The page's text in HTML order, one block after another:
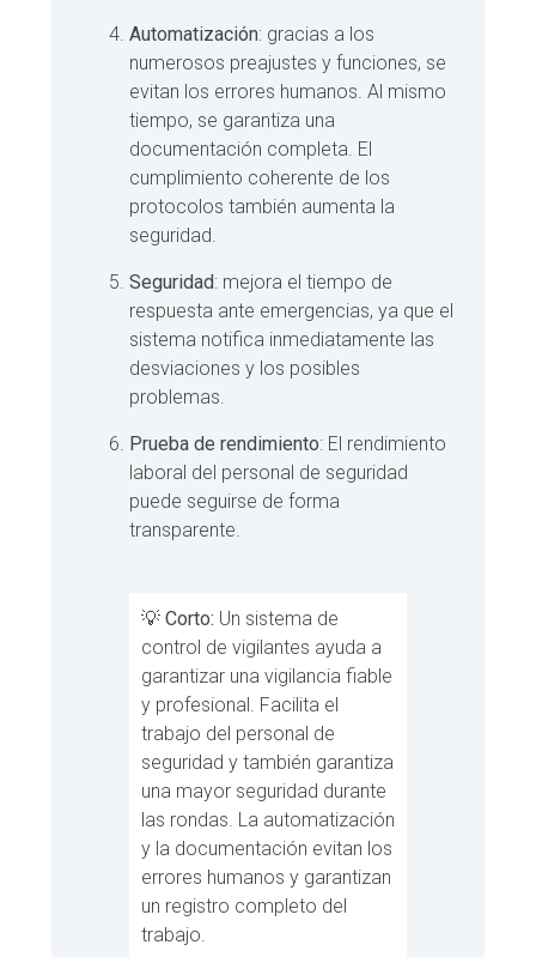
Automatización: gracias a los
numerosos preajustes y funciones, se
evitan los errores humanos. Al mismo
tiempo, se garantiza una
documentación completa. El
cumplimiento coherente de los
protocolos también aumenta la
seguridad.
Seguridad: mejora el tiempo de
respuesta ante emergencias, ya que el
sistema notifica inmediatamente las
desviaciones y los posibles
problemas.
Prueba de rendimiento: El rendimiento
laboral del personal de seguridad
puede seguirse de forma
transparente.
💡 Corto: Un sistema de
control de vigilantes ayuda a
garantizar una vigilancia fiable
y profesional. Facilita el
trabajo del personal de
seguridad y también garantiza
una mayor seguridad durante
las rondas. La automatización
y la documentación evitan los
errores humanos y garantizan
un registro completo del
trabajo.